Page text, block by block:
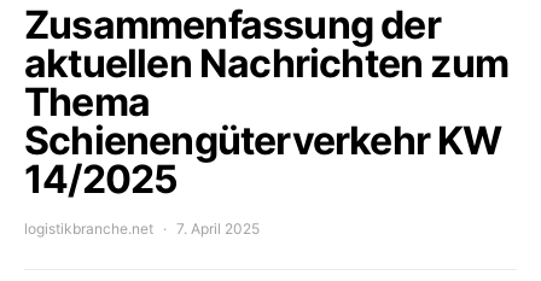
Zusammenfassung der
aktuellen Nachrichten zum
Thema
Schienengüterverkehr KW
14/2025
logistikbranche.net 7. April 2025